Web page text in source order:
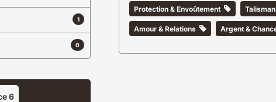
1
0
6
Protection & Envoûtement
Amour & Relations Argent &